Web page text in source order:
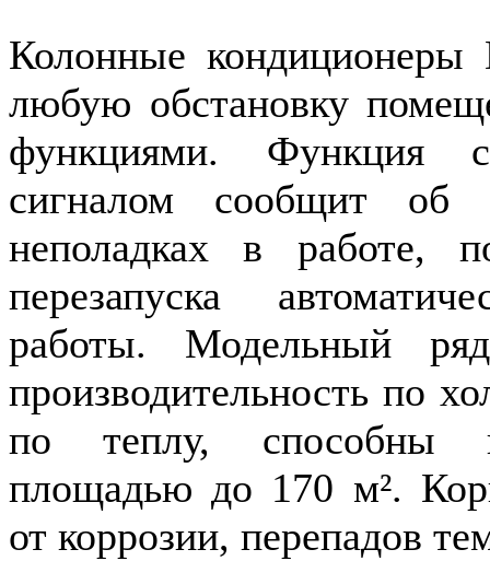
Колонные кондиционеры
любую обстановку
функциями. Функция
сигналом сообщит
неполадках в работе,
перезапуска
работы. Модельный
производительность по
по теплу, способны
площадью до 170 м².
от коррозии, перепадов